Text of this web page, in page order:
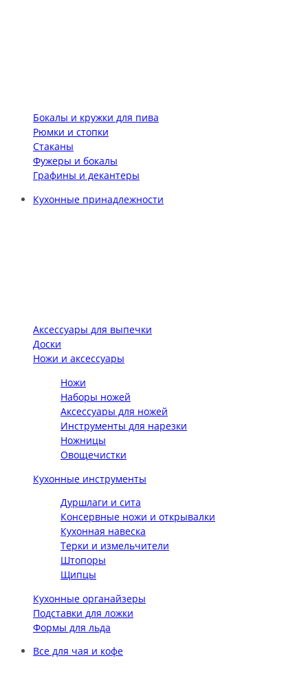
Бокалы и кружки для пива
Рюмки и стопки
Стаканы
Фужеры и бокалы
Графины и декантеры
Кухонные принадлежности
Аксессуары для выпечки
Доски
Ножи и аксессуары
Ножи
Наборы ножей
Аксессуары для ножей
Инструменты для нарезки
Ножницы
Овощечистки
Кухонные инструменты
Дуршлаги и сита
Консервные ножи и открывалки
Кухонная навеска
Терки и измельчители
Штопоры
Щипцы
Кухонные органайзеры
Подставки для ложки
Формы для льда
Все для чая и кофе